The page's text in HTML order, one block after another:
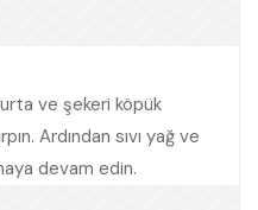
ve şekeri köpük
Ardından sıvı yağ ve
devam edin.